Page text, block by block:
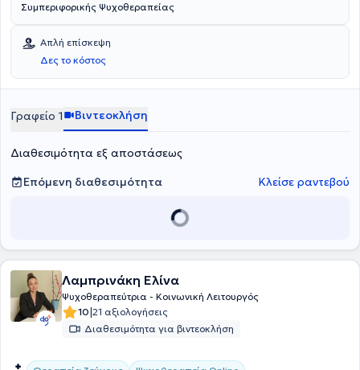
Συμπεριφορικής Ψυχοθεραπείας
Απλή επίσκεψη
Δες το κόστος
Γραφείο 1 Βιντεοκλήση
Διαθεσιμότητα εξ αποστάσεως
Επόμενη διαθεσιμότητα
Κλείσε ραντεβού
Λαμπρινάκη Ελίνα
Ψυχοθεραπεύτρια - Κοινωνική Λειτουργός
10|21 αξιολογήσεις
Διαθεσιμότητα για βιντεοκλήση